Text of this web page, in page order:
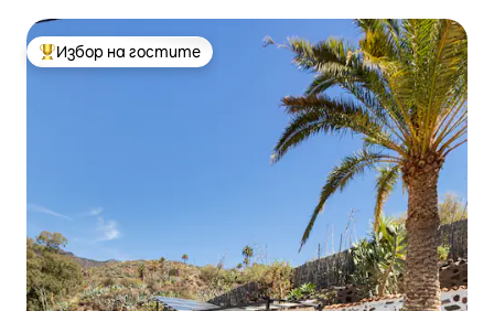
Най-популярен избор на гостите
Избор на гостите